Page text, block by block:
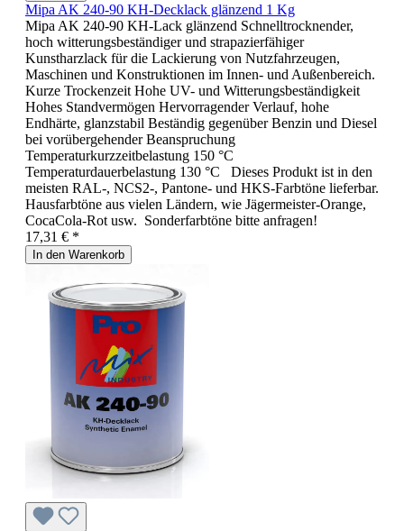
Mipa AK 240-90 KH-Decklack glänzend 1 Kg
Mipa AK 240-90 KH-Lack glänzend Schnelltrocknender,
hoch witterungsbeständiger und strapazierfähiger
Kunstharzlack für die Lackierung von Nutzfahrzeugen,
Maschinen und Konstruktionen im Innen- und Außenbereich.
Kurze Trockenzeit Hohe UV- und Witterungsbeständigkeit
Hohes Standvermögen Hervorragender Verlauf, hohe
Endhärte, glanzstabil Beständig gegenüber Benzin und Diesel
bei vorübergehender Beanspruchung
Temperaturkurzzeitbelastung 150 °C
Temperaturdauerbelastung 130 °C Dieses Produkt ist in den
meisten RAL-, NCS2-, Pantone- und HKS-Farbtöne lieferbar.
Hausfarbtöne aus vielen Ländern, wie Jägermeister-Orange,
CocaCola-Rot usw. Sonderfarbtöne bitte anfragen!
17,31 € *
In den Warenkorb